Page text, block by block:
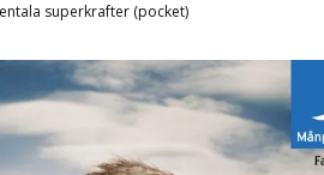
superkrafter (pocket)